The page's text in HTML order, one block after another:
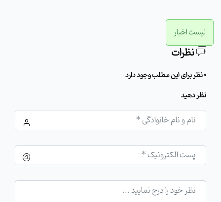
لیست اخبار
نظرات
0 نظر برای این مطلب وجود دارد
نظر دهید